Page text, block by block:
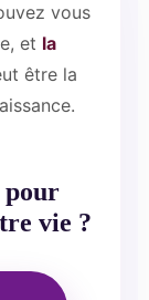
vous
et la
être la
pour
vie ?